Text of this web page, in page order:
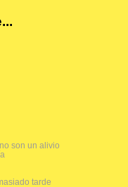
son un alivio
tarde